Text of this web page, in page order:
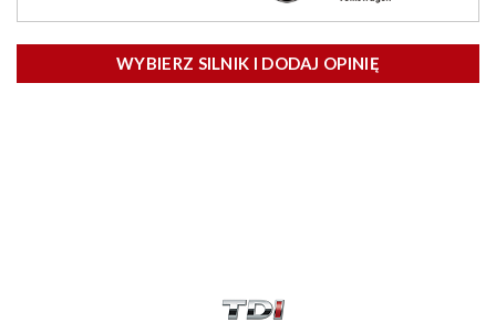
WYBIERZ SILNIK I DODAJ OPINIĘ